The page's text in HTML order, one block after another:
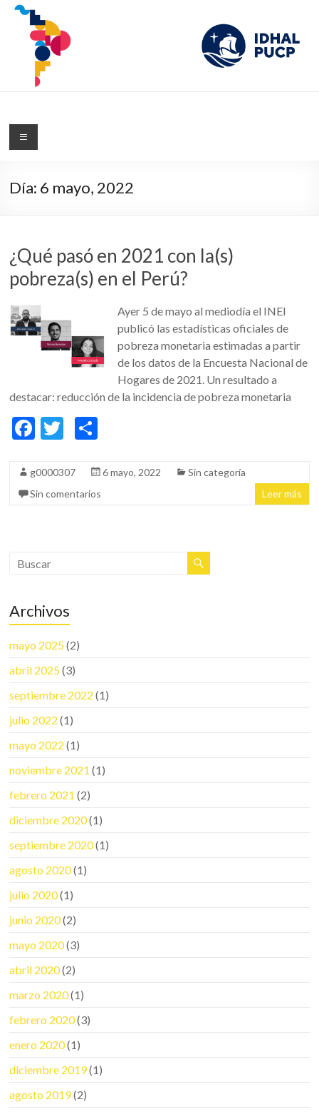
IDHAL
Blog del Instituto de Desarrollo Humano de América Latina de la PUCP
Día: 6 mayo, 2022
¿Qué pasó en 2021 con la(s)
pobreza(s) en el Perú?
Ayer 5 de mayo al mediodía el INEI
publicó las estadísticas oficiales de
pobreza monetaria estimadas a partir
de los datos de la Encuesta Nacional de
Hogares de 2021. Un resultado a
destacar: reducción de la incidencia de pobreza monetaria
F
e
b
k
T
itt
er
m
p
g0000307 6 mayo, 2022
Sin categoría
Sin comentarios
Leer más
Archivos
mayo 2025(2)
abril 2025(3)
septiembre 2022 (1)
julio 2022 (1)
mayo 2022 (1)
noviembre 2021 (1)
febrero 2021 (2)
diciembre 2020(1)
septiembre 2020(1)
agosto 2020(1)
julio 2020(1)
junio 2020(2)
mayo 2020(3)
abril 2020(2)
marzo 2020(1)
febrero 2020(3)
enero 2020(1)
diciembre 2019(1)
agosto 2019(2)